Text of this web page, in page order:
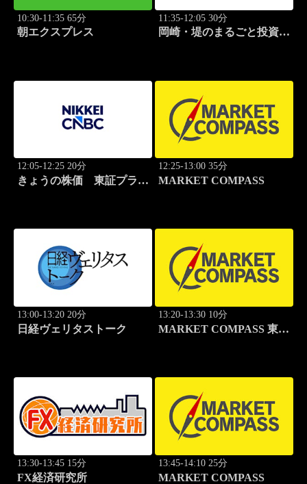
10:30-11:35 65分
朝エクスプレス
11:35-12:05 30分
岡崎・堤のまるごと投資道
12:05-12:25 20分
きょうの株価 東証プライ
12:25-13:00 35分
MARKET COMPASS
13:00-13:20 20分
日経ヴェリタストーク
13:20-13:30 10分
MARKET COMPASS 東証
13:30-13:45 15分
FX経済研究所
13:45-14:10 25分
MARKET COMPASS